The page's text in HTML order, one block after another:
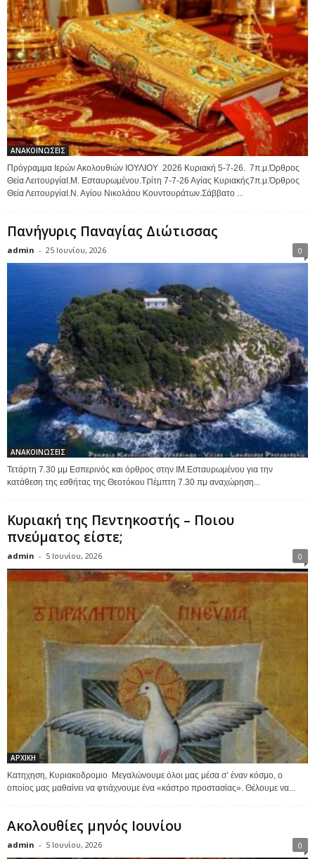
ΑΝΑΚΟΙΝΩΣΕΙΣ
Πρόγραμμα Ιερών Ακολουθιών ΙΟΥΛΙΟΥ 2026 Κυριακή 5-7-26. 7π.μ.Όρθρος
Θεία ΛειτουργίαΙ.Μ. Εσταυρωμένου.Τρίτη 7-7-26 Αγίας Κυριακής7π.μ.Όρθρος
Θεία ΛειτουργίαΙ.Ν. Αγίου Νικολάου Κουντουράτων.Σάββατο ...
Πανήγυρις Παναγίας Διώτισσας
admin - 25 Ιουνίου, 2026 0
ΑΝΑΚΟΙΝΩΣΕΙΣ
Τετάρτη 7.30 μμ Εσπερινός και όρθρος στην ΙΜ.Εσταυρωμένου για την
κατάθεση της εσθήτας της Θεοτόκου Πέμπτη 7.30 πμ αναχώρηση...
Κυριακή της Πεντηκοστής – Ποιου
πνεύματος είστε;
admin - 5 Ιουνίου, 2026 0
ΑΡΧΙΚΗ
Κατηχηση, Κυριακοδρομιο Μεγαλώνουμε όλοι μας μέσα σ’ έναν κόσμο, ο
οποίος μας μαθαίνει να φτιάχνουμε ένα «κάστρο προστασίας». Θέλουμε να...
Ακολουθίες μηνός Ιουνίου
admin - 5 Ιουνίου, 2026 0